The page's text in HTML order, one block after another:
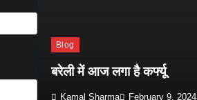
Blog
बरेली में आज लगा है कर्फ्यू
Kamal Sharma February 9, 2024